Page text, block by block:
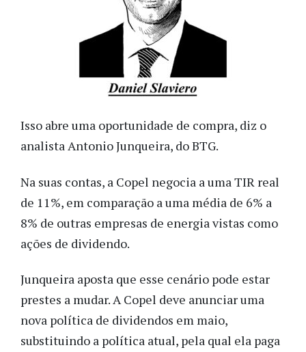
Isso abre uma oportunidade de compra, diz o
analista Antonio Junqueira, do BTG.
Na suas contas, a Copel negocia a uma TIR real
de 11%, em comparação a uma média de 6% a
8% de outras empresas de energia vistas como
ações de dividendo.
Junqueira aposta que esse cenário pode estar
prestes a mudar. A Copel deve anunciar uma
nova política de dividendos em maio,
substituindo a política atual, pela qual ela paga